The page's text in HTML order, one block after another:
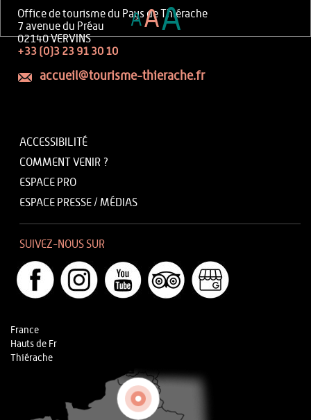
Office de tourisme du Pays de Thiérache
7 avenue du Préau
02140 VERVINS
+33 (0)3 23 91 30 10
accueil@tourisme-thierache.fr
ACCESSIBILITÉ
COMMENT VENIR ?
ESPACE PRO
ESPACE PRESSE / MÉDIAS
SUIVEZ-NOUS SUR
France
Hauts de Fr
Thiérache
AAA